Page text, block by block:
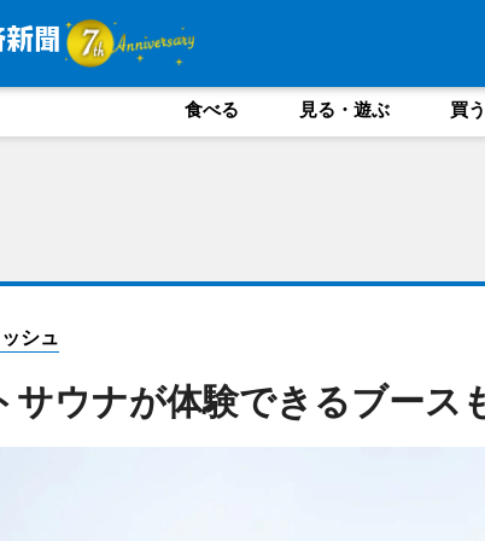
食べる 見る・遊ぶ 買う
シュ
サウナが体験できるブース